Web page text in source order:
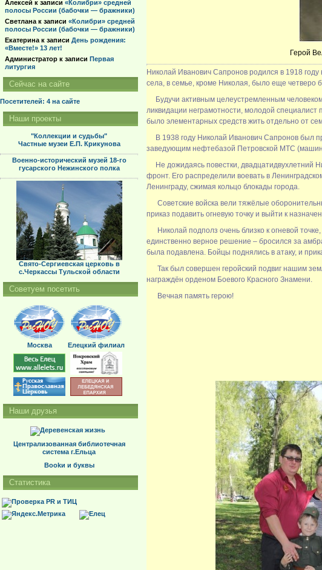
Герой
Николай Иванович Сапронов родился в 1918
села, в семье, кроме Николая, было еще четверо
Будучи активным целеустремленным
ликвидации неграмотности, молодой
было элементарных средств жить отдельно от
В 1938 году Николай Иванович Сапронов был
заведующим нефтебазой Петровской МТС
Не дожидаясь повестки, двадцатидвухлетний
фронт. Его распределили воевать в
Ленинграду, сжимая кольцо блокады города.
Советские войска вели тяжёлые
приказ подавить огневую точку и выйти к
Николай подполз очень близко к огневой
единственно верное решение – бросился за
была подавлена. Бойцы поднялись в атаку, и
Так был совершен геройский подвиг нашим
награждён орденом Боевого Красного Знамени.
Вечная память герою!
Алексей к записи «Колибри» средней
полосы России (бабочки — бражники)
Светланак записи «Колибри» средней
полосы России (бабочки — бражники)
Екатеринак записи День рождения:
«Вместе!» 13 лет!
Администратор к записи Первая
литургия
Сейчас на сайте
Посетителей: 4 на сайте
Наши проекты
"Коллекции и судьбы"
Частные музеи Е.П. Крикунова
Военно-исторический музей 18-го
гусарского Нежинского полка
Свято-Сергиевская церковь в
с.Черкассы Тульской области
Советуем посетить
Москва Елецкий филиал
Наши друзья
Централизованная библиотечная
система г.Ельца
Bookи и буквы
Статистика